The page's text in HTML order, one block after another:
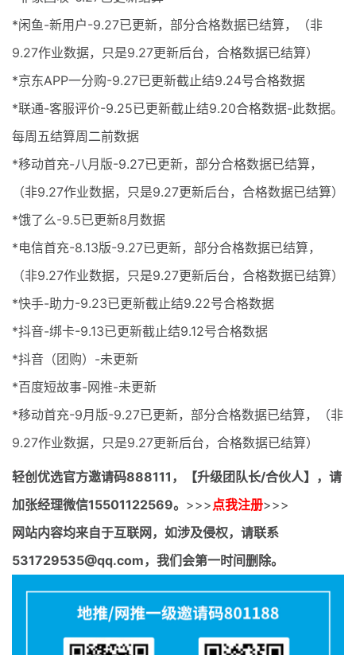
*闲鱼-新用户-9.27已更新，部分合格数据已结算，（非
9.27作业数据，只是9.27更新后台，合格数据已结算）
*京东APP一分购-9.27已更新截止结9.24号合格数据
*联通-客服评价-9.25已更新截止结9.20合格数据-此数据。
每周五结算周二前数据
*移动首充-八月版-9.27已更新，部分合格数据已结算，
（非9.27作业数据，只是9.27更新后台，合格数据已结算）
*饿了么-9.5已更新8月数据
*电信首充-8.13版-9.27已更新，部分合格数据已结算，
（非9.27作业数据，只是9.27更新后台，合格数据已结算）
*快手-助力-9.23已更新截止结9.22号合格数据
*抖音-绑卡-9.13已更新截止结9.12号合格数据
*抖音（团购）-未更新
*百度短故事-网推-未更新
*移动首充-9月版-9.27已更新，部分合格数据已结算，（非
9.27作业数据，只是9.27更新后台，合格数据已结算）
轻创优选官方邀请码888111，【升级团队长/合伙人】，请
加张经理微信15501122569。 >>> 点我注册>>>
网站内容均来自于互联网，如涉及侵权，请联系
531729535@qq.com，我们会第一时间删除。